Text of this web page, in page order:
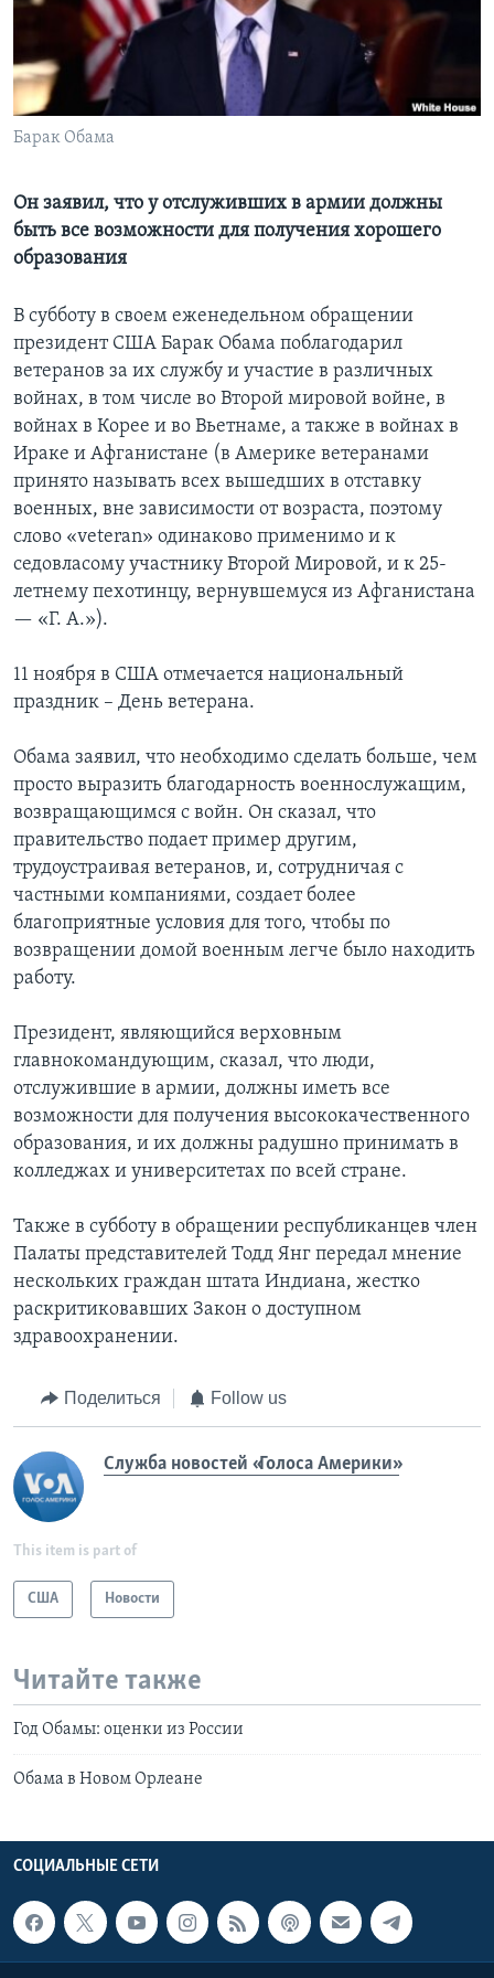
Learning English
СОЦИАЛЬНЫЕ СЕТИ
Языки
Барак Обама
Он заявил, что у отслуживших в армии должны
быть все возможности для получения хорошего
образования
В субботу в своем еженедельном обращении
президент США Барак Обама поблагодарил
ветеранов за их службу и участие в различных
войнах, в том числе во Второй мировой войне, в
войнах в Корее и во Вьетнаме, а также в войнах в
Ираке и Афганистане (в Америке ветеранами
принято называть всех вышедших в отставку
военных, вне зависимости от возраста, поэтому
слово «veteran» одинаково применимо и к
седовласому участнику Второй Мировой, и к 25-
летнему пехотинцу, вернувшемуся из Афганистана
— «Г. А.»).
11 ноября в США отмечается национальный
праздник – День ветерана.
Обама заявил, что необходимо сделать больше, чем
просто выразить благодарность военнослужащим,
возвращающимся с войн. Он сказал, что
правительство подает пример другим,
трудоустраивая ветеранов, и, сотрудничая с
частными компаниями, создает более
благоприятные условия для того, чтобы по
возвращении домой военным легче было находить
работу.
Президент, являющийся верховным
главнокомандующим, сказал, что люди,
отслужившие в армии, должны иметь все
возможности для получения высококачественного
образования, и их должны радушно принимать в
колледжах и университетах по всей стране.
Также в субботу в обращении республиканцев член
Палаты представителей Тодд Янг передал мнение
нескольких граждан штата Индиана, жестко
раскритиковавших Закон о доступном
здравоохранении.
Поделиться Follow us
Служба новостей «Голоса Америки»
This item is part of
США Новости
Читайте также
Год Обамы: оценки из России
Обама в Новом Орлеане
СОЦИАЛЬНЫЕ СЕТИ